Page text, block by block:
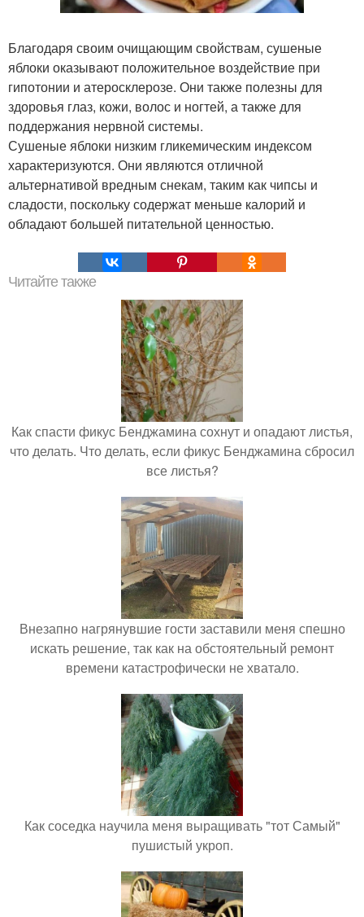
Благодаря своим очищающим свойствам, сушеные
яблоки оказывают положительное воздействие при
гипотонии и атеросклерозе. Они также полезны для
здоровья глаз, кожи, волос и ногтей, а также для
поддержания нервной системы.
Сушеные яблоки низким гликемическим индексом
характеризуются. Они являются отличной
альтернативой вредным снекам, таким как чипсы и
сладости, поскольку содержат меньше калорий и
обладают большей питательной ценностью.
Читайте также
Как спасти фикус Бенджамина сохнут и опадают листья,
что делать. Что делать, если фикус Бенджамина сбросил
все листья?
Внезапно нагрянувшие гости заставили меня спешно
искать решение, так как на обстоятельный ремонт
времени катастрофически не хватало.
Как соседка научила меня выращивать "тот Самый"
пушистый укроп.